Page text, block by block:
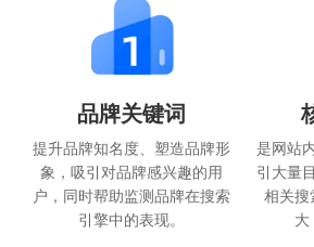
品牌关键词
提升品牌知名度、塑造品牌形
象，吸引对品牌感兴趣的用
户，同时帮助监测品牌在搜索
引擎中的表现。
是网站
引大量
相关
大